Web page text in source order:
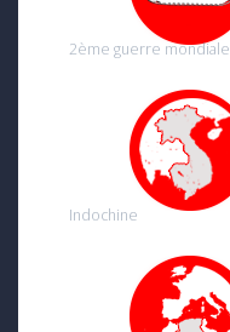
2ème guerre mondiale
Indochine